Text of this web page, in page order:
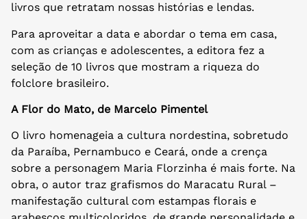
livros que retratam nossas histórias e lendas.
Para aproveitar a data e abordar o tema em casa,
com as crianças e adolescentes, a editora fez a
seleção de 10 livros que mostram a riqueza do
folclore brasileiro.
A Flor do Mato, de Marcelo Pimentel
O livro homenageia a cultura nordestina, sobretudo
da Paraíba, Pernambuco e Ceará, onde a crença
sobre a personagem Maria Florzinha é mais forte. Na
obra, o autor traz grafismos do Maracatu Rural –
manifestação cultural com estampas florais e